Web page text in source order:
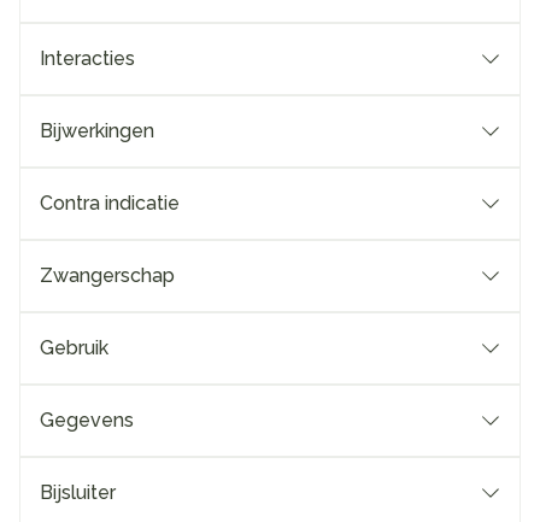
Interacties
Bijwerkingen
Contra indicatie
Zwangerschap
Gebruik
Gegevens
Bijsluiter